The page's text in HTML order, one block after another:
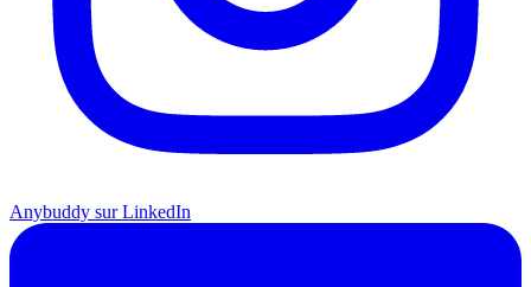
Anybuddy sur LinkedIn